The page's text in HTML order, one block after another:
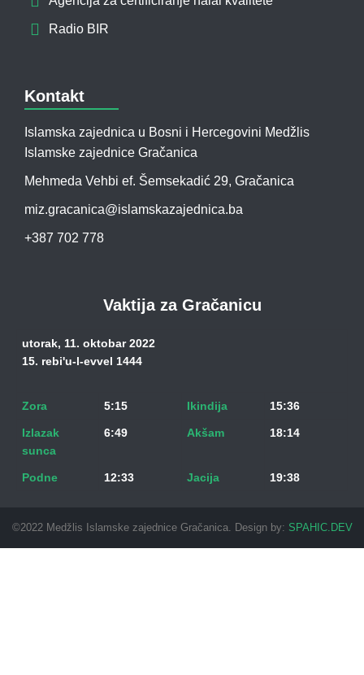
Radio BIR
Kontakt
Islamska zajednica u Bosni i Hercegovini Medžlis
Islamske zajednice Gračanica
Mehmeda Vehbi ef. Šemsekadić 29, Gračanica
miz.gracanica@islamskazajednica.ba
+387 702 778
Vaktija za Gračanicu
utorak, 11. oktobar 2022
15. rebi'u-l-evvel 1444
Zora 5:15 Ikindija 15:36
Izlazak
sunca
6:49 Akšam 18:14
Podne 12:33 Jacija 19:38
©2022 Medžlis Islamske zajednice Gračanica. Design by: SPAHIC.DEV